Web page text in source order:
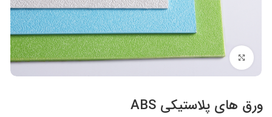
برای بزرگنمایی کلیک کنید
ورق های پلاستیکی ABS